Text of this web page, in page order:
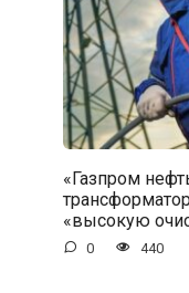
«Газпром
«высокую
0 440